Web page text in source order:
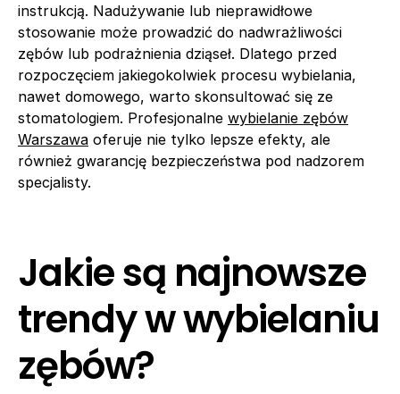
instrukcją. Nadużywanie lub nieprawidłowe
stosowanie może prowadzić do nadwrażliwości
zębów lub podrażnienia dziąseł. Dlatego przed
rozpoczęciem jakiegokolwiek procesu wybielania,
nawet domowego, warto skonsultować się ze
stomatologiem. Profesjonalne wybielanie zębów
Warszawa oferuje nie tylko lepsze efekty, ale
również gwarancję bezpieczeństwa pod nadzorem
specjalisty.
Jakie są najnowsze
trendy w wybielaniu
zębów?